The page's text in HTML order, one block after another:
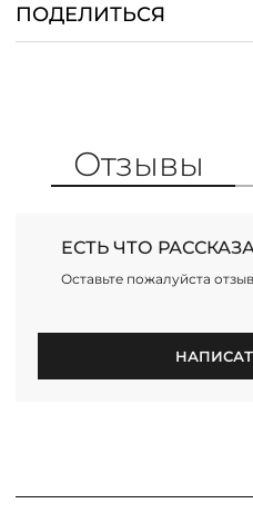
ПОДЕЛИТЬСЯ
Отзывы
ЕСТЬ ЧТО
Оставьте пожалуйста